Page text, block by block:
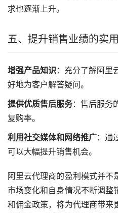
求也逐渐上升。
五、提升销售业绩的实
增强产品知识：充分了解阿里
好地为客户解答疑问。
提供优质售后服务：售后服务
复购率。
利用社交媒体和网络推广：通
可以大幅提升销售机会。
阿里云代理商的盈利模式并
市场变化和自身情况不断调整
和佣金政策，将为代理商带来